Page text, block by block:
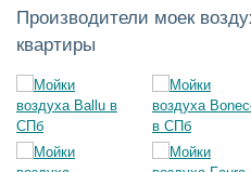
Производители моек
квартиры